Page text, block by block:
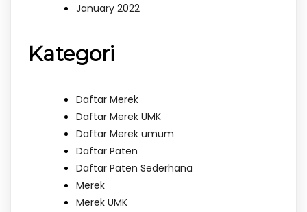
January 2022
Kategori
Daftar Merek
Daftar Merek UMK
Daftar Merek umum
Daftar Paten
Daftar Paten Sederhana
Merek
Merek UMK